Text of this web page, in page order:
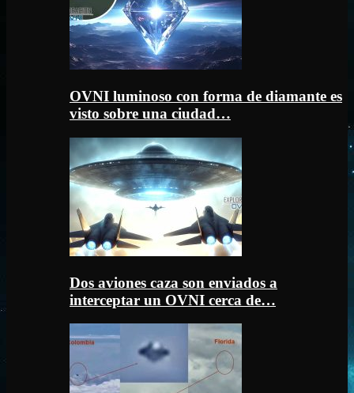
OVNI luminoso con forma de diamante es
visto sobre una ciudad…
Dos aviones caza son enviados a
interceptar un OVNI cerca de…